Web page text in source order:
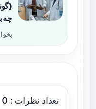
چه
تعداد نظرات : 0